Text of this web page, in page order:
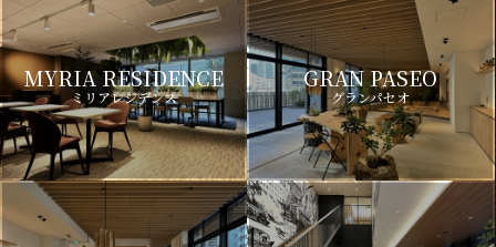
MYRIA RESIDENCE
ミリアレジデンス
GRAN PASEO
グランパセオ